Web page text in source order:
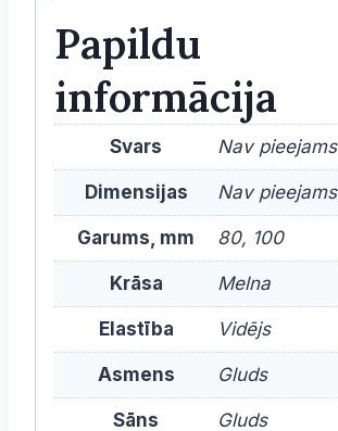
Papildu
informācija
Svars Nav pieejams
Dimensijas Nav pieejams
Garums, mm 80, 100
Krāsa Melna
Elastība Vidējs
Asmens Gluds
Sāns Gluds